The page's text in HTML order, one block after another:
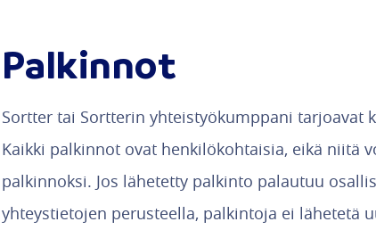
Palkinnot
Sortter tai Sortterin yhteistyökumppani tarjoavat
Kaikki palkinnot ovat henkilökohtaisia, eikä niitä
palkinnoksi. Jos lähetetty palkinto palautuu
yhteystietojen perusteella, palkintoja ei lähetetä